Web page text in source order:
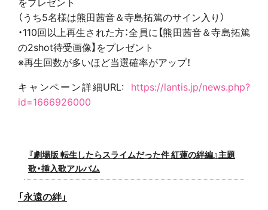
（うち5名様は熊田茜音＆寺島拓篤のサイン入り）
・110回以上再生された方：全員に【熊田茜音＆寺島拓篤
の2shot待受画像】をプレゼント
※再生回数が多いほど当選確率がアップ！
キャンペーン詳細URL: https://lantis.jp/news.php?
id=1666926000
『劇場版 転生したらスライムだった件 紅蓮の絆編』主題
歌・挿入歌アルバム
「永遠の絆」